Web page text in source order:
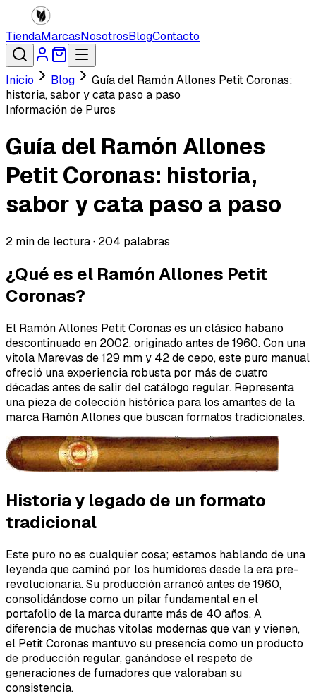
TiendaMarcasNosotrosBlogContacto
Inicio Blog
Guía del Ramón Allones Petit Coronas:
historia, sabor y cata paso a paso
Información de Puros
Guía del Ramón Allones
Petit Coronas: historia,
sabor y cata paso a paso
2 min de lectura · 204 palabras
¿Qué es el Ramón Allones Petit
Coronas?
El Ramón Allones Petit Coronas es un clásico habano
descontinuado en 2002, originado antes de 1960. Con una
vitola Marevas de 129 mm y 42 de cepo, este puro manual
ofreció una experiencia robusta por más de cuatro
décadas antes de salir del catálogo regular. Representa
una pieza de colección histórica para los amantes de la
marca Ramón Allones que buscan formatos tradicionales.
Historia y legado de un formato
tradicional
Este puro no es cualquier cosa; estamos hablando de una
leyenda que caminó por los humidores desde la era pre-
revolucionaria. Su producción arrancó antes de 1960,
consolidándose como un pilar fundamental en el
portafolio de la marca durante más de 40 años. A
diferencia de muchas vitolas modernas que van y vienen,
el Petit Coronas mantuvo su presencia como un producto
de producción regular, ganándose el respeto de
generaciones de fumadores que valoraban su
consistencia.